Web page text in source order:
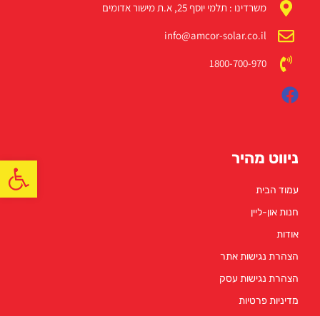
משרדינו : תלמי יוסף 25, א.ת מישור אדומים
info@amcor-solar.co.il
1800-700-970
ניווט מהיר
עמוד הבית
חנות און-ליין
אודות
הצהרת נגישות אתר
הצהרת נגישות עסק
מדיניות פרטיות